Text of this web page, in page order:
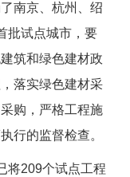
南京、杭州、绍
批试点城市，要
筑和绿色建材政
落实绿色建材采
购，严格工程施
行的监督检查。
209个试点工程